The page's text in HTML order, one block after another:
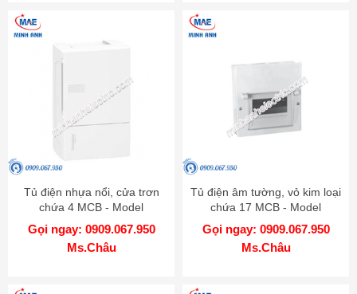
Tủ điện nhựa nổi, cửa trơn
chứa 4 MCB - Model
MIP12104
Gọi ngay: 0909.067.950
Ms.Châu
Tủ điện âm tường, vỏ kim loại
chứa 17 MCB - Model
EMC17PL
Gọi ngay: 0909.067.950
Ms.Châu